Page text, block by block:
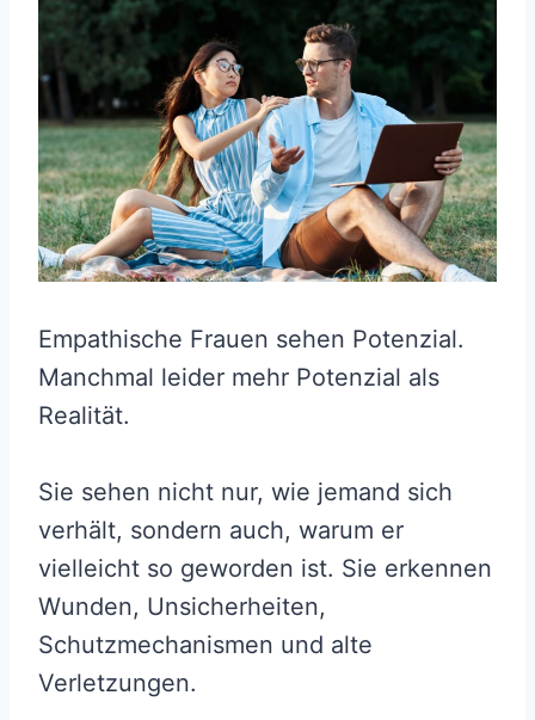
Empathische Frauen sehen Potenzial.
Manchmal leider mehr Potenzial als
Realität.
Sie sehen nicht nur, wie jemand sich
verhält, sondern auch, warum er
vielleicht so geworden ist. Sie erkennen
Wunden, Unsicherheiten,
Schutzmechanismen und alte
Verletzungen.